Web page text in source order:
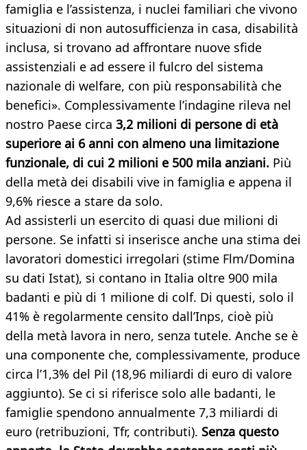
famiglia e l’assistenza, i nuclei familiari che vivono
situazioni di non autosufficienza in casa, disabilità
inclusa, si trovano ad affrontare nuove sfide
assistenziali e ad essere il fulcro del sistema
nazionale di welfare, con più responsabilità che
benefici». Complessivamente l’indagine rileva nel
nostro Paese circa 3,2 milioni di persone di età
superiore ai 6 anni con almeno una limitazione
funzionale, di cui 2 milioni e 500 mila anziani. Più
della metà dei disabili vive in famiglia e appena il
9,6% riesce a stare da solo.
Ad assisterli un esercito di quasi due milioni di
persone. Se infatti si inserisce anche una stima dei
lavoratori domestici irregolari (stime Flm/Domina
su dati Istat), si contano in Italia oltre 900 mila
badanti e più di 1 milione di colf. Di questi, solo il
41% è regolarmente censito dall’Inps, cioè più
della metà lavora in nero, senza tutele. Anche se è
una componente che, complessivamente, produce
circa l’1,3% del Pil (18,96 miliardi di euro di valore
aggiunto). Se ci si riferisce solo alle badanti, le
famiglie spendono annualmente 7,3 miliardi di
euro (retribuzioni, Tfr, contributi). Senza questo